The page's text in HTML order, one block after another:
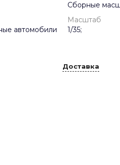
Сборные
автомобили
Масштаб
1/35;
Доставка